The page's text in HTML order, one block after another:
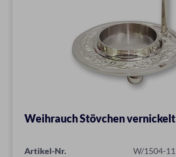
Weihrauch Stövchen vernickelt
Artikel-Nr.
W/1504-11